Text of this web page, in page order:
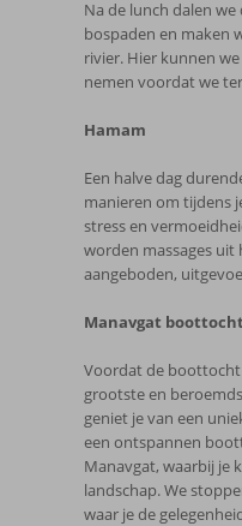
Na de lunch dalen
bospaden en maken
rivier. Hier kunnen
nemen voordat we
Hamam
Een halve dag
manieren om tijdens
stress en
worden massages uit
aangeboden,
Manavgat boottocht
Voordat de boottocht
grootste en
geniet je van een
een ontspannen
Manavgat, waarbij je
landschap. We
waar je de